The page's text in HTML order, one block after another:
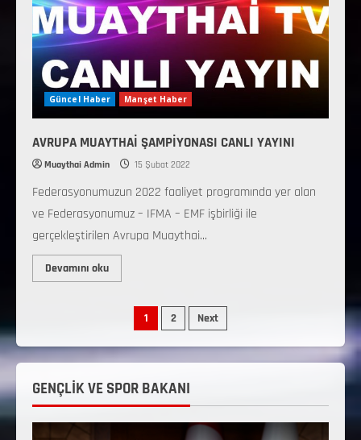
Güncel Haber Manşet Haber
AVRUPA MUAYTHAİ ŞAMPİYONASI CANLI YAYINI
Muaythai Admin 15 Şubat 2022
Federasyonumuzun 2022 faaliyet programında yer alan
ve Federasyonumuz – IFMA – EMF işbirliği ile
gerçekleştirilen Avrupa Muaythai...
Devamını oku
1 2 Next
GENÇLİK VE SPOR BAKANI